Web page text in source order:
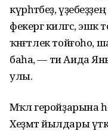
күрһәтәбеҙ,
фекергә килгәс,
ҡәнәғәтлек
баһа, — ти Аида
улы.
Мәҡәлә
Хеҙмәт йылдары